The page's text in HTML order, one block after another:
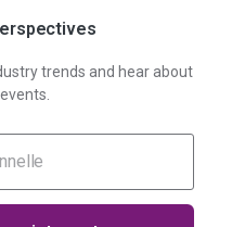
trends and hear about